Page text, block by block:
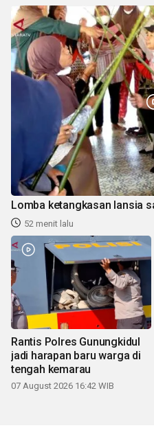
Lomba ketangkasan lansia
52 menit lalu
Rantis Polres Gunungkidul
jadi harapan baru warga di
tengah kemarau
07 August 2026 16:42 WIB